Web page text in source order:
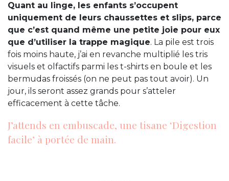
Quant au linge, les enfants s’occupent
uniquement de leurs chaussettes et slips, parce
que c’est quand même une petite joie pour eux
que d’utiliser la trappe magique. La pile est trois
fois moins haute, j’ai en revanche multiplié les tris
visuels et olfactifs parmi les t-shirts en boule et les
bermudas froissés (on ne peut pas tout avoir). Un
jour, ils seront assez grands pour s’atteler
efficacement à cette tâche.
J’attends en embuscade, une tisane ‘Digestion
facile’ à portée de main.